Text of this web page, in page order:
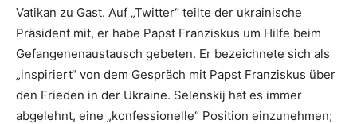
Vatikan zu Gast. Auf „Twitter“ teilte der ukrainische
Präsident mit, er habe Papst Franziskus um Hilfe beim
Gefangenenaustausch gebeten. Er bezeichnete sich als
„inspiriert“ von dem Gespräch mit Papst Franziskus über
den Frieden in der Ukraine. Selenskij hat es immer
abgelehnt, eine „konfessionelle“ Position einzunehmen;